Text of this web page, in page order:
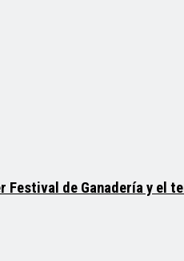
Festival de Ganadería y el